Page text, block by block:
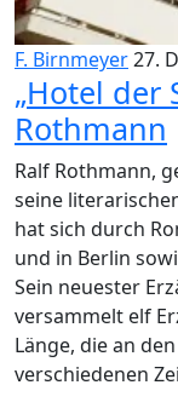
F. Birnmeyer27.
„Hotel der
Rothmann
Ralf Rothmann,
seine
hat sich durch
und in Berlin
Sein neuester
versammelt elf
Länge, die an
verschiedenen